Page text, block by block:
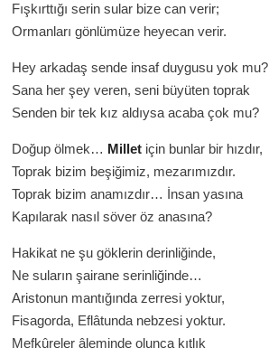
Fışkırttığı serin sular bize can verir;
Ormanları gönlümüze heyecan verir.
Hey arkadaş sende insaf duygusu yok mu?
Sana her şey veren, seni büyüten toprak
Senden bir tek kız aldıysa acaba çok mu?
Doğup ölmek… Millet için bunlar bir hızdır,
Toprak bizim beşiğimiz, mezarımızdır.
Toprak bizim anamızdır… İnsan yasına
Kapılarak nasıl söver öz anasına?
Hakikat ne şu göklerin derinliğinde,
Ne suların şairane serinliğinde…
Aristonun mantığında zerresi yoktur,
Fisagorda, Eflâtunda nebzesi yoktur.
Mefkûreler âleminde olunca kıtlık